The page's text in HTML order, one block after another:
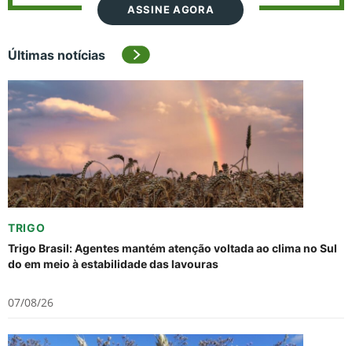
ASSINE AGORA
Últimas notícias
TRIGO
Trigo Brasil: Agentes mantém atenção voltada ao clima no Sul
do em meio à estabilidade das lavouras
07/08/26